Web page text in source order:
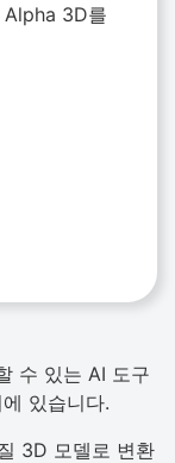
Alpha 3D를
수 있는 AI 도구
있습니다.
3D 모델로 변환